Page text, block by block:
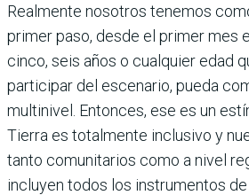
Realmente nosotros tenemos
primer paso, desde el primer mes
cinco, seis años o cualquier edad
participar del escenario, pueda
multinivel. Entonces, ese es un
Tierra es totalmente inclusivo y
tanto comunitarios como a nivel
incluyen todos los instrumentos